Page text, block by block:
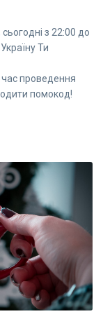
з 22:00 до
Ти
час проведення
помокод!